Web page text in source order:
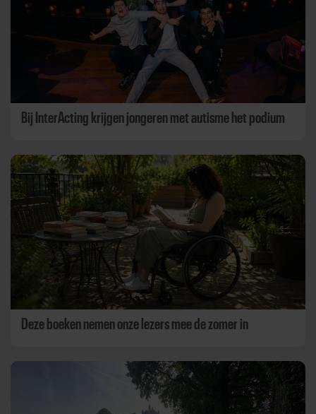
Bij InterActing krijgen jongeren met autisme het podium
Deze boeken nemen onze lezers mee de zomer in